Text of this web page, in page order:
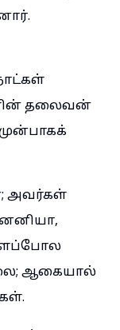
தலைவன்
அவர்கள்
ஆகையால்